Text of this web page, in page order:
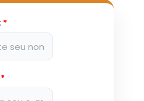
*
*